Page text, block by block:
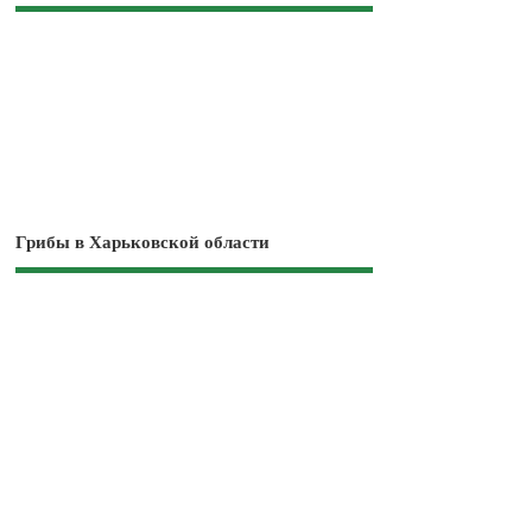
Грибы в Харьковской области